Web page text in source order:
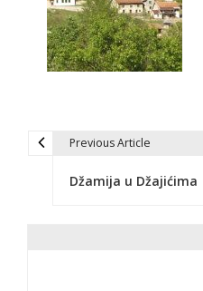
Previous Article
Džamija u Džajićima